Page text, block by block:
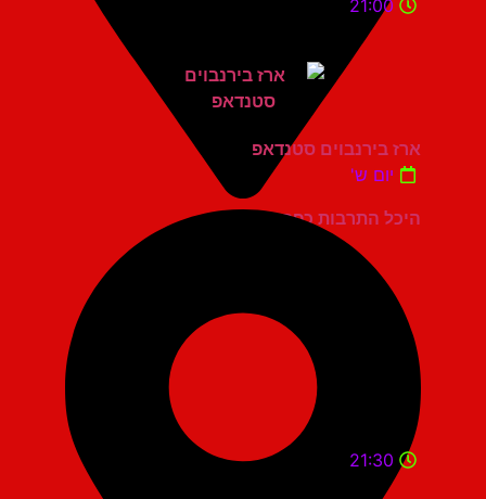
היכל התרבות כפר סבא
21:00
ארז בירנבוים סטנדאפ
יום ש'
21:30